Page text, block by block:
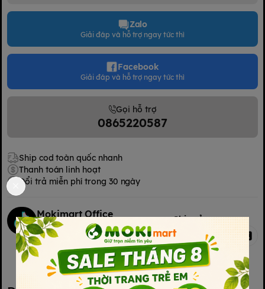
Zalo
Giải đáp và hỗ trợ ngay tức thì
Facebook
Giải đáp và hỗ trợ ngay tức thì
Gọi hỗ trợ
0865220587
Ship cod toàn quốc nhanh
Thanh toán linh hoạt
Đổi trả miễn phí trong 30 ngày
Mokimart Office
Kết nối với chúng tôi
Kết nối với chúng tôi
Chia sẻ